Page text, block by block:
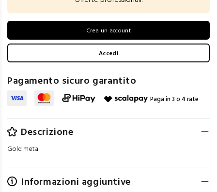
Crea un account
Accedi
Pagamento sicuro garantito
Paga in 3 o 4 rate
Descrizione
Gold metal
Informazioni aggiuntive